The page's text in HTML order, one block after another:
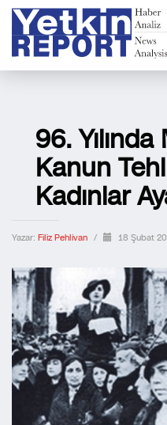
96.
Kanun
Kadınlar
Yazar: Filiz Pehlivan / 18 Şubat